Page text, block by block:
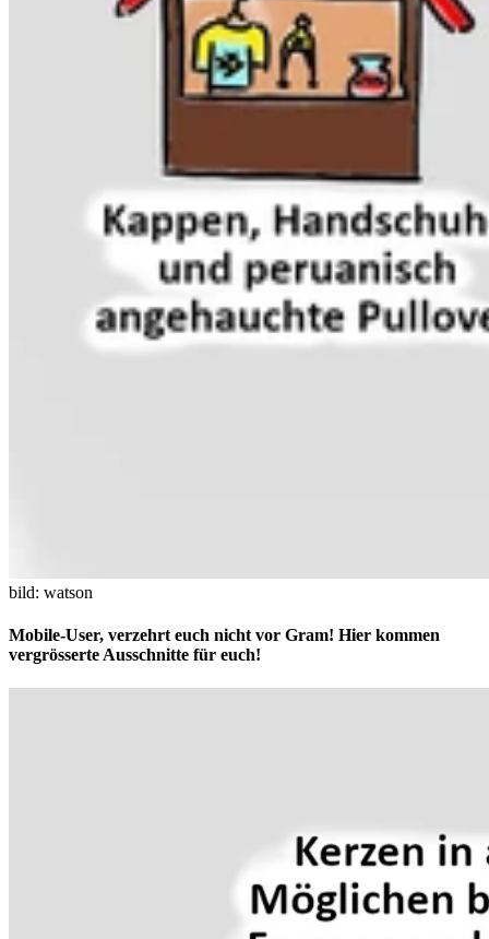
bild: watson
Mobile-User, verzehrt euch nicht vor Gram! Hier kommen
vergrösserte Ausschnitte für euch!